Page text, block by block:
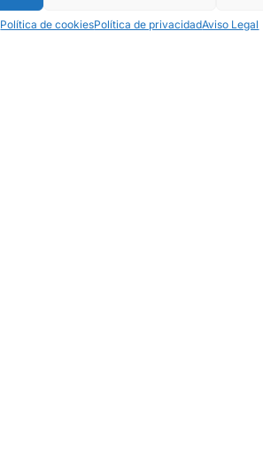
Política de cookiesPolítica de privacidadAviso Legal